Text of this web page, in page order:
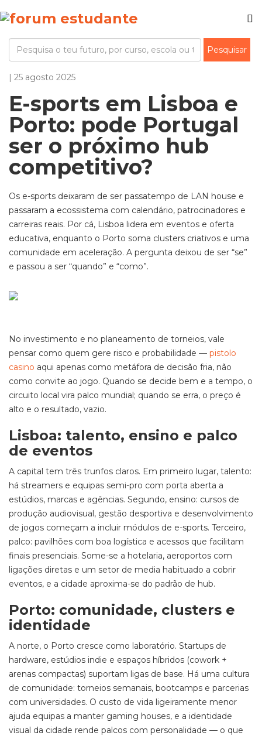
| 25 agosto 2025
E-sports em Lisboa e
Porto: pode Portugal
ser o próximo hub
competitivo?
Os e-sports deixaram de ser passatempo de LAN house e
passaram a ecossistema com calendário, patrocinadores e
carreiras reais. Por cá, Lisboa lidera em eventos e oferta
educativa, enquanto o Porto soma clusters criativos e uma
comunidade em aceleração. A pergunta deixou de ser “se”
e passou a ser “quando” e “como”.
No investimento e no planeamento de torneios, vale
pensar como quem gere risco e probabilidade — pistolo
casino aqui apenas como metáfora de decisão fria, não
como convite ao jogo. Quando se decide bem e a tempo, o
circuito local vira palco mundial; quando se erra, o preço é
alto e o resultado, vazio.
Lisboa: talento, ensino e palco
de eventos
A capital tem três trunfos claros. Em primeiro lugar, talento:
há streamers e equipas semi-pro com porta aberta a
estúdios, marcas e agências. Segundo, ensino: cursos de
produção audiovisual, gestão desportiva e desenvolvimento
de jogos começam a incluir módulos de e-sports. Terceiro,
palco: pavilhões com boa logística e acessos que facilitam
finais presenciais. Some-se a hotelaria, aeroportos com
ligações diretas e um setor de media habituado a cobrir
eventos, e a cidade aproxima-se do padrão de hub.
Porto: comunidade, clusters e
identidade
A norte, o Porto cresce como laboratório. Startups de
hardware, estúdios indie e espaços híbridos (cowork +
arenas compactas) suportam ligas de base. Há uma cultura
de comunidade: torneios semanais, bootcamps e parcerias
com universidades. O custo de vida ligeiramente menor
ajuda equipas a manter gaming houses, e a identidade
visual da cidade rende palcos com personalidade — o que